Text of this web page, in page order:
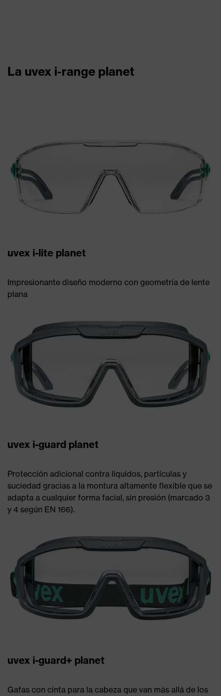
La uvex i-range planet
uvex i-lite planet
Impresionante diseño moderno con geometría de lente
plana
uvex i-guard planet
Protección adicional contra líquidos, partículas y
suciedad gracias a la montura altamente flexible que se
adapta a cualquier forma facial, sin presión (marcado 3
y 4 según EN 166).
uvex i-guard+ planet
Gafas con cinta para la cabeza que van más allá de los